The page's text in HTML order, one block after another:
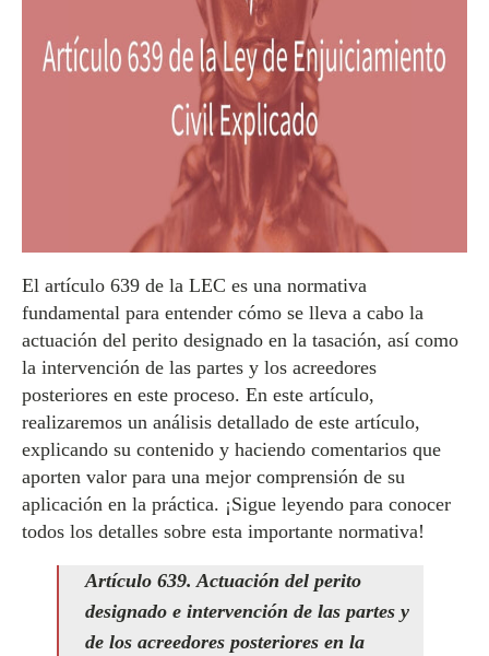
El artículo 639 de la LEC es una normativa
fundamental para entender cómo se lleva a cabo la
actuación del perito designado en la tasación, así como
la intervención de las partes y los acreedores
posteriores en este proceso. En este artículo,
realizaremos un análisis detallado de este artículo,
explicando su contenido y haciendo comentarios que
aporten valor para una mejor comprensión de su
aplicación en la práctica. ¡Sigue leyendo para conocer
todos los detalles sobre esta importante normativa!
Artículo 639. Actuación del perito
designado e intervención de las partes y
de los acreedores posteriores en la